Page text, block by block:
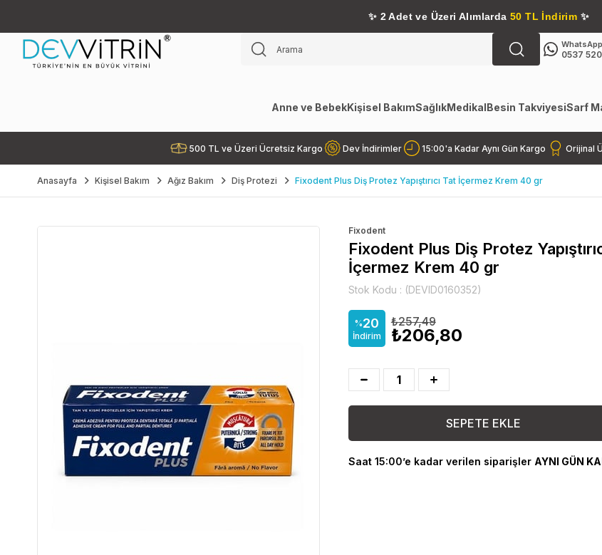
✨ 2 Adet ve Üzeri Alımlarda 50 TL İndirim ✨
WhatsApp
0537
Anne ve BebekKişisel BakımSağlıkMedikalBesin TakviyesiSarf
500 TL ve Üzeri Ücretsiz Kargo Dev İndirimler 15:00'a Kadar Aynı Gün Kargo Orijinal
Anasayfa Kişisel Bakım Ağız Bakım Diş Protezi Fixodent Plus Diş Protez Yapıştırıcı Tat İçermez Krem 40 gr
Fixodent
Fixodent Plus Diş Protez
İçermez Krem 40 gr
Stok Kodu (DEVID0160352)
%20
İndirim
₺257,49
₺206,80
Saat 15:00’e kadar verilen siparişler AYNI GÜN